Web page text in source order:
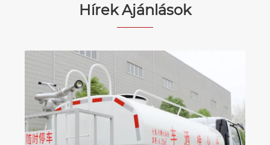
Hírek Ajánlások
Megjegyzések a hűtőkocsihoz.
Mutass többet >>